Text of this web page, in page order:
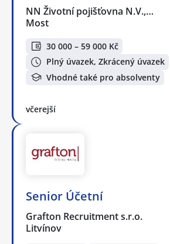
NN Životní pojišťovna N.V.,…
Most
30 000 – 59 000 Kč
Plný úvazek, Zkrácený úvazek
Vhodné také pro absolventy
včerejší
Senior Účetní
Grafton Recruitment s.r.o.
Litvínov